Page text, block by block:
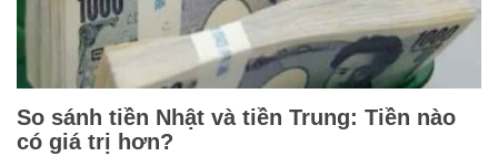
So sánh tiền Nhật và tiền Trung: Tiền nào
có giá trị hơn?